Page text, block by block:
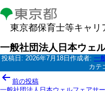
東京都保育士等キャリ
一般社団法人日本ウェ
投稿日: 2026年7月18日 作成者: 一
カテ
投 前の投稿